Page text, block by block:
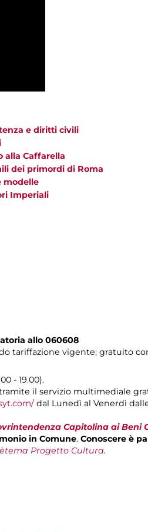
e diritti civili
alla Caffarella
dei primordi di Roma
modelle
Imperiali
allo 060608
tariffazione vigente; gratuito
- 19.00).
il servizio multimediale
dal Lunedì al Venerdì
Capitolina ai Beni
in Comune. Conoscere è
Progetto Cultura.